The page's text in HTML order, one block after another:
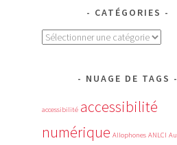
CATÉGORIES
Catégories
NUAGE DE TAGS
accessibilité accessibilité
numérique Allophones ANLCI